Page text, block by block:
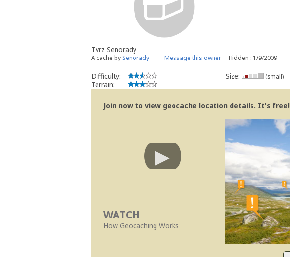
Tvrz Senorady
A cache by Senorady Message this owner Hidden : 1/9/2009
Difficulty:
Terrain:
Size: (small)
Join now to view geocache location details. It's free!
WATCH
How Geocaching Works